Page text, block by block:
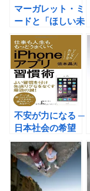
マーガレット・ミ
ードと「ほしい未
来」は自分の手で
つくる（鈴木菜央
著）の関連性
不安が力になる ─
日本社会の希望
（ジョン・キム
著）の書評